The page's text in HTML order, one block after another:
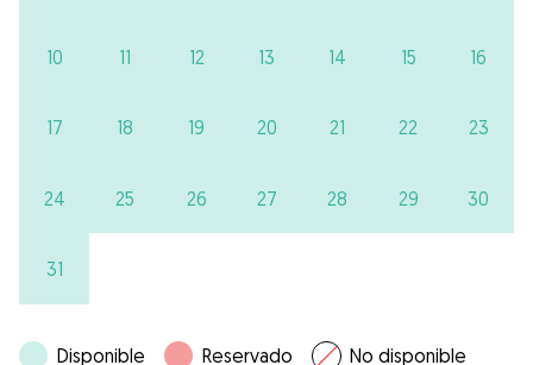
10 11 12 13 14 15 16
17 18 19 20 21 22 23
24 25 26 27 28 29 30
31
Disponible Reservado No disponible